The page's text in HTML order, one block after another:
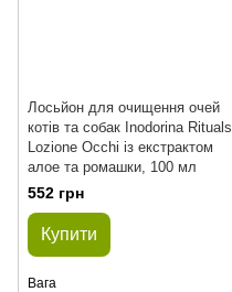
Лосьйон для очищення очей
котів та собак Inodorina Rituals
Lozione Occhi із екстрактом
алое та ромашки, 100 мл
552 грн
Купити
Вага